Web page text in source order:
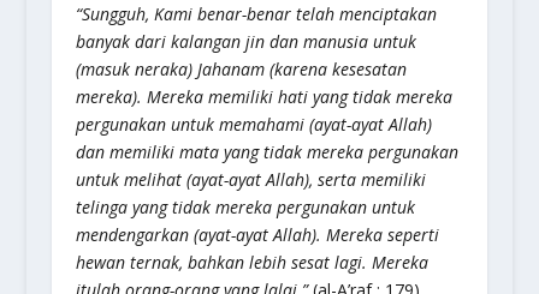
“Sungguh, Kami benar-benar telah menciptakan
banyak dari kalangan jin dan manusia untuk
(masuk neraka) Jahanam (karena kesesatan
mereka). Mereka memiliki hati yang tidak mereka
pergunakan untuk memahami (ayat-ayat Allah)
dan memiliki mata yang tidak mereka pergunakan
untuk melihat (ayat-ayat Allah), serta memiliki
telinga yang tidak mereka pergunakan untuk
mendengarkan (ayat-ayat Allah). Mereka seperti
hewan ternak, bahkan lebih sesat lagi. Mereka
itulah orang-orang yang lalai.”(al-A’raf : 179)